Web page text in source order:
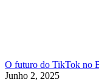
O futuro do TikTok no
Junho 2, 2025